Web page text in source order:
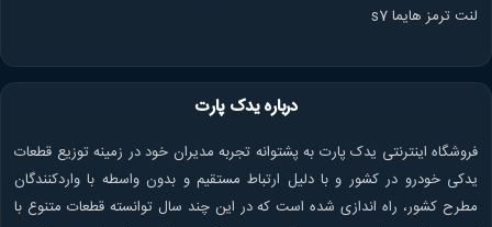
لنت ترمز هایما s7
درباره یدک پارت
فروشگاه اینترنتی یدک پارت به پشتوانه تجربه مدیران خود در زمینه توزیع قطعات
یدکی خودرو در کشور و با دلیل ارتباط مستقیم و بدون واسطه با واردکنندگان
مطرح کشور، راه اندازی شده است که در این چند سال توانسته قطعات متنوع با